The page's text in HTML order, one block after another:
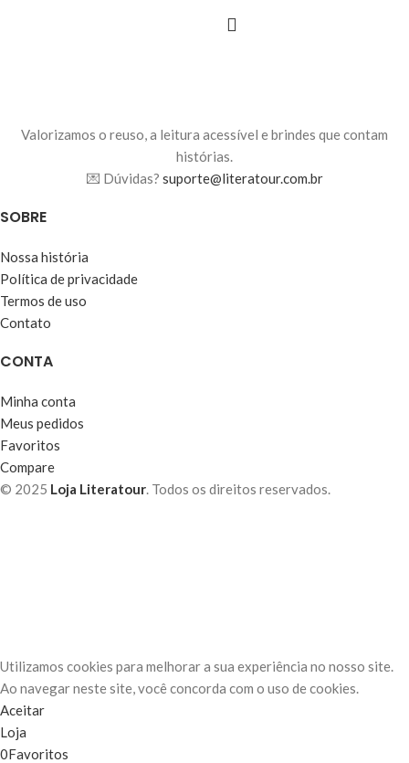
Valorizamos o reuso, a leitura acessível e brindes que contam
histórias.
💌 Dúvidas? suporte@literatour.com.br
SOBRE
Nossa história
Política de privacidade
Termos de uso
Contato
CONTA
Minha conta
Meus pedidos
Favoritos
Compare
© 2025 Loja Literatour. Todos os direitos reservados.
Utilizamos cookies para melhorar a sua experiência no nosso site.
Ao navegar neste site, você concorda com o uso de cookies.
Aceitar
Loja
0Favoritos